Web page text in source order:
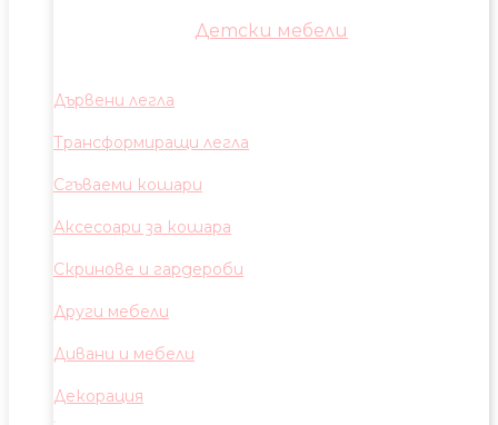
Детски мебели
Дървени легла
Трансформиращи легла
Сгъваеми кошари
Аксесоари за кошара
Скринове и гардероби
Други мебели
Дивани и мебели
Декорация